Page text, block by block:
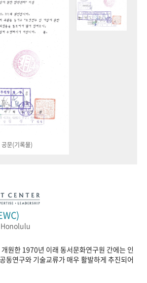
문(기록물)
원한 1970년 이래 동서문화연구원 간에는 인
동연구와 기술교류가 매우 활발하게 추진되어